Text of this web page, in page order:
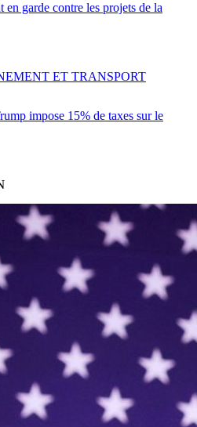
en garde contre les projets de la
impose 15% de taxes sur le
ET TRANSPORT